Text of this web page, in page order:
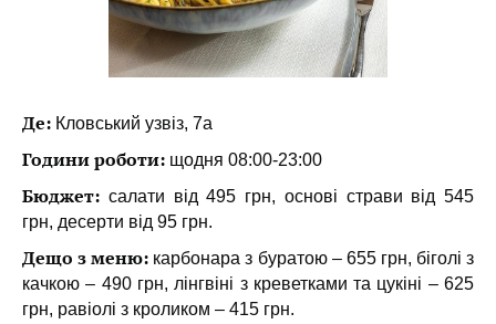
Де: Кловський узвіз, 7а
Години роботи: щодня 08:00-23:00
Бюджет: салати від 495 грн, основі страви від 545
грн, десерти від 95 грн.
Дещо з меню: карбонара з буратою – 655 грн, біголі з
качкою – 490 грн, лінгвіні з креветками та цукіні – 625
грн, равіолі з кроликом – 415 грн.